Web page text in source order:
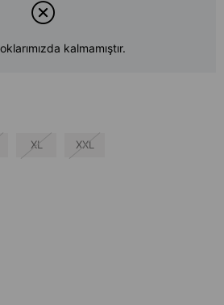
kalmamıştır.
XL XXL